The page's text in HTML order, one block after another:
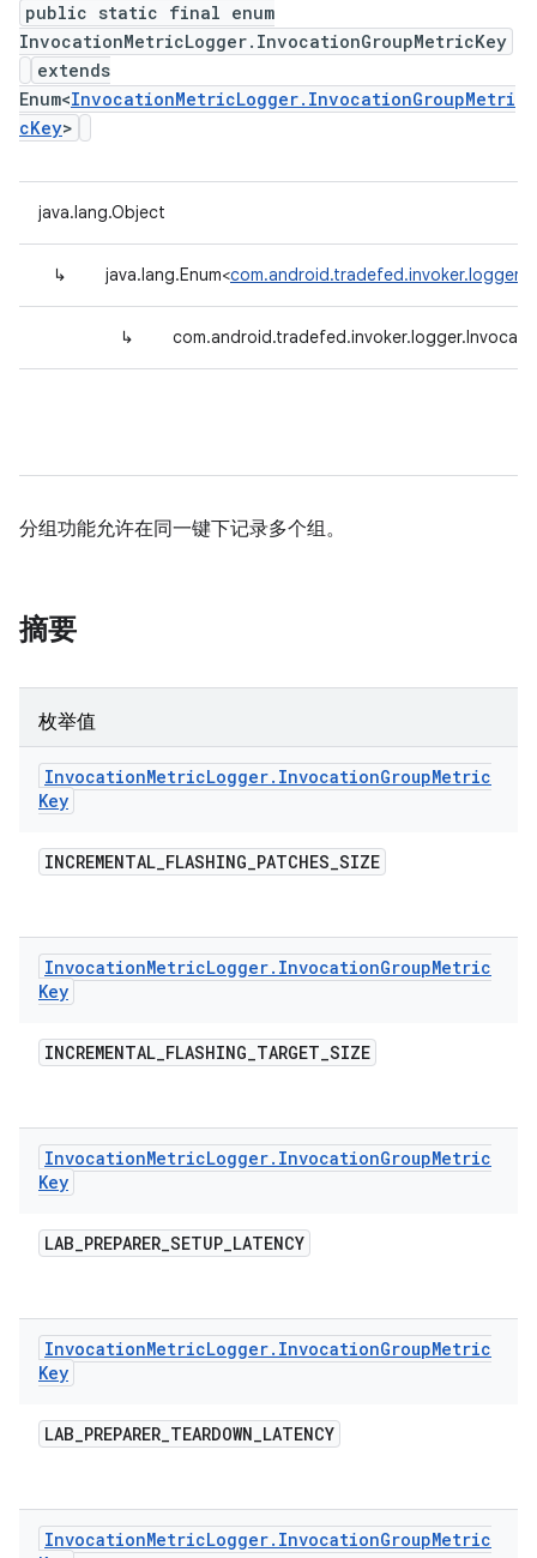
public static final enum
InvocationMetricLogger.InvocationGroupMetricKey
extends
Enum<InvocationMetricLogger.InvocationGroupMetri
cKey>
java.lang.Object
↳ java.lang.Enum<
↳
分组功能允许在同一键下记录多个组。
摘要
枚举值
InvocationMetricLogger. InvocationGroupMetric
Key
INCREMENTAL_FLASHING_PATCHES_SIZE
InvocationMetricLogger. InvocationGroupMetric
Key
INCREMENTAL_FLASHING_TARGET_SIZE
InvocationMetricLogger. InvocationGroupMetric
Key
LAB_PREPARER_SETUP_LATENCY
InvocationMetricLogger. InvocationGroupMetric
Key
LAB_PREPARER_TEARDOWN_LATENCY
InvocationMetricLogger. InvocationGroupMetric